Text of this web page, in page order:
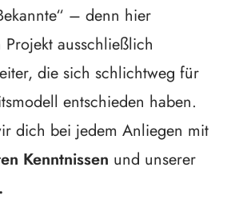
– denn hier
ausschließlich
die sich schlichtweg für
entschieden haben.
dich bei jedem Anliegen mit
Kenntnissen und unserer